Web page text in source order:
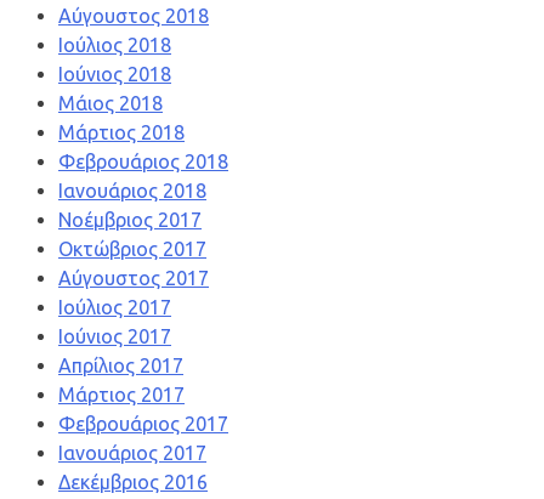
Αύγουστος 2018
Ιούλιος 2018
Ιούνιος 2018
Μάιος 2018
Μάρτιος 2018
Φεβρουάριος 2018
Ιανουάριος 2018
Νοέμβριος 2017
Οκτώβριος 2017
Αύγουστος 2017
Ιούλιος 2017
Ιούνιος 2017
Απρίλιος 2017
Μάρτιος 2017
Φεβρουάριος 2017
Ιανουάριος 2017
Δεκέμβριος 2016